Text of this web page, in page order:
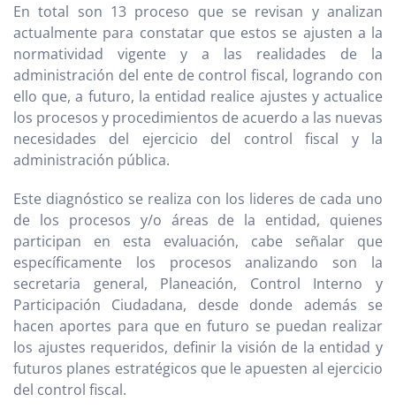
En total son 13 proceso que se revisan y analizan
actualmente para constatar que estos se ajusten a la
normatividad vigente y a las realidades de la
administración del ente de control fiscal, logrando con
ello que, a futuro, la entidad realice ajustes y actualice
los procesos y procedimientos de acuerdo a las nuevas
necesidades del ejercicio del control fiscal y la
administración pública.
Este diagnóstico se realiza con los lideres de cada uno
de los procesos y/o áreas de la entidad, quienes
participan en esta evaluación, cabe señalar que
específicamente los procesos analizando son la
secretaria general, Planeación, Control Interno y
Participación Ciudadana, desde donde además se
hacen aportes para que en futuro se puedan realizar
los ajustes requeridos, definir la visión de la entidad y
futuros planes estratégicos que le apuesten al ejercicio
del control fiscal.